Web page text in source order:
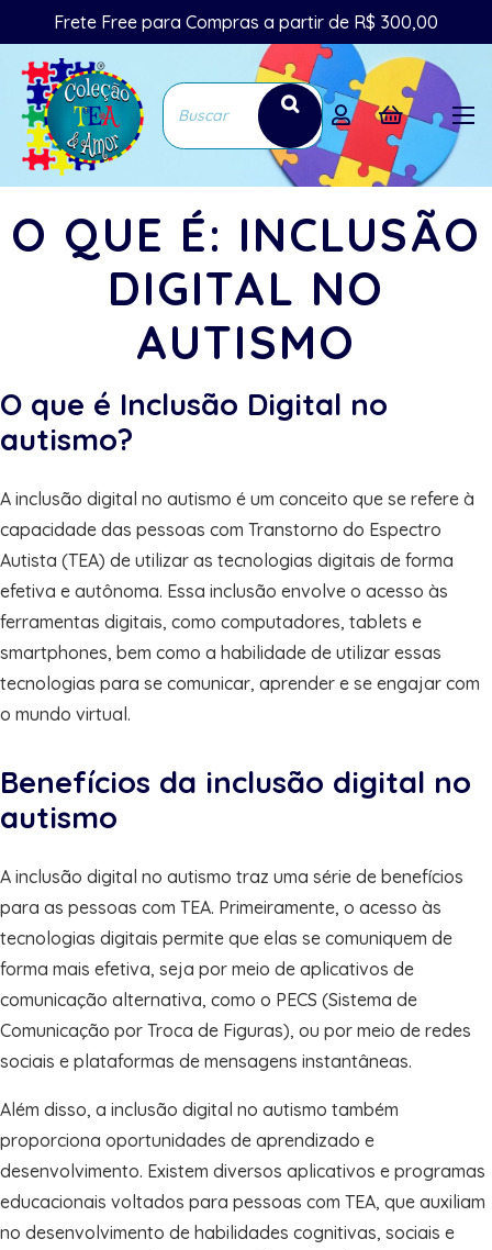
Frete Free para Compras a partir de R$ 300,00
O QUE É: INCLUSÃO
DIGITAL NO
AUTISMO
O que é Inclusão Digital no
autismo?
A inclusão digital no autismo é um conceito que se refere à
capacidade das pessoas com Transtorno do Espectro
Autista (TEA) de utilizar as tecnologias digitais de forma
efetiva e autônoma. Essa inclusão envolve o acesso às
ferramentas digitais, como computadores, tablets e
smartphones, bem como a habilidade de utilizar essas
tecnologias para se comunicar, aprender e se engajar com
o mundo virtual.
Benefícios da inclusão digital no
autismo
A inclusão digital no autismo traz uma série de benefícios
para as pessoas com TEA. Primeiramente, o acesso às
tecnologias digitais permite que elas se comuniquem de
forma mais efetiva, seja por meio de aplicativos de
comunicação alternativa, como o PECS (Sistema de
Comunicação por Troca de Figuras), ou por meio de redes
sociais e plataformas de mensagens instantâneas.
Além disso, a inclusão digital no autismo também
proporciona oportunidades de aprendizado e
desenvolvimento. Existem diversos aplicativos e programas
educacionais voltados para pessoas com TEA, que auxiliam
no desenvolvimento de habilidades cognitivas, sociais e